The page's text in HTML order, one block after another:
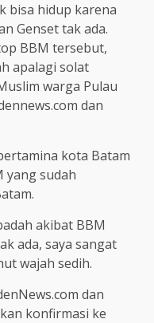
bisa hidup karena
Genset tak ada.
BBM tersebut,
apalagi solat
warga Pulau
dan
kota Batam
yang sudah
akibat BBM
ada, saya sangat
wajah sedih.
dan
konfirmasi ke